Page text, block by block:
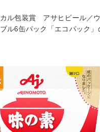
カル包装賞 アサヒビール／
ル6缶パック「エコパック」